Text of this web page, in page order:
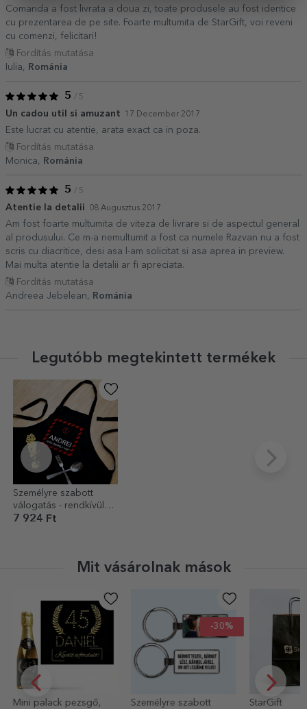
Comanda a fost livrata a doua zi, toate produsele au fost identice
cu prezentarea de pe site. Foarte multumita de StarGift, voi reveni
cu comenzi, felicitari!
Fordítás mutatása
Iulia,
Románia
5 / 5
Un cadou util si amuzant 17 December 2017
Este lucrat cu atentie, arata exact ca in poza.
Fordítás mutatása
Monica,
Románia
5 / 5
Atentie la detalii 08 Augusztus 2017
Am fost foarte multumita de viteza de livrare si de aspectul general
al produsului. Ce m-a nemultumit a fost ca numele Razvan nu a fost
scris cu diacritice, desi asa l-am solicitat si asa aprea in preview.
Mai multa atentie la detalii ar fi apreciata.
Fordítás mutatása
Andreea Jebelean,
Románia
Legutóbb megtekintett termékek
Személyre szabott
válogatás - rendkívül
népszerű
7 924 Ft
Mit vásárolnak mások
Mini palack pezsgő,
-30%
Személyre szabott
StarGift